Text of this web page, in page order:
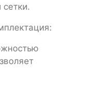
сетки.